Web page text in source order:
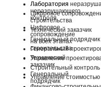
Лаборатория
неразрушающего
контроля
Цифровое
сопровождение
на всех этапах
строительства
Технический
заказчик
Генеральный
подрядчик
Лаборатория
Цифровое
строительства
Технический заказчик
Генеральный подрядчик
Генеральный
Управление
Строительный
Управление стоимостью